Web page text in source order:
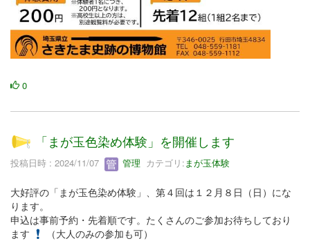
0
「まが玉色染め体験」を開催します
投稿日時 : 2024/11/07 管理 カテゴリ:まが玉体験
大好評の「まが玉色染め体験」、第４回は１２月８日（日）にな
ります。
申込は事前予約・先着順です。たくさんのご参加お待ちしており
ます
（大人のみの参加も可）